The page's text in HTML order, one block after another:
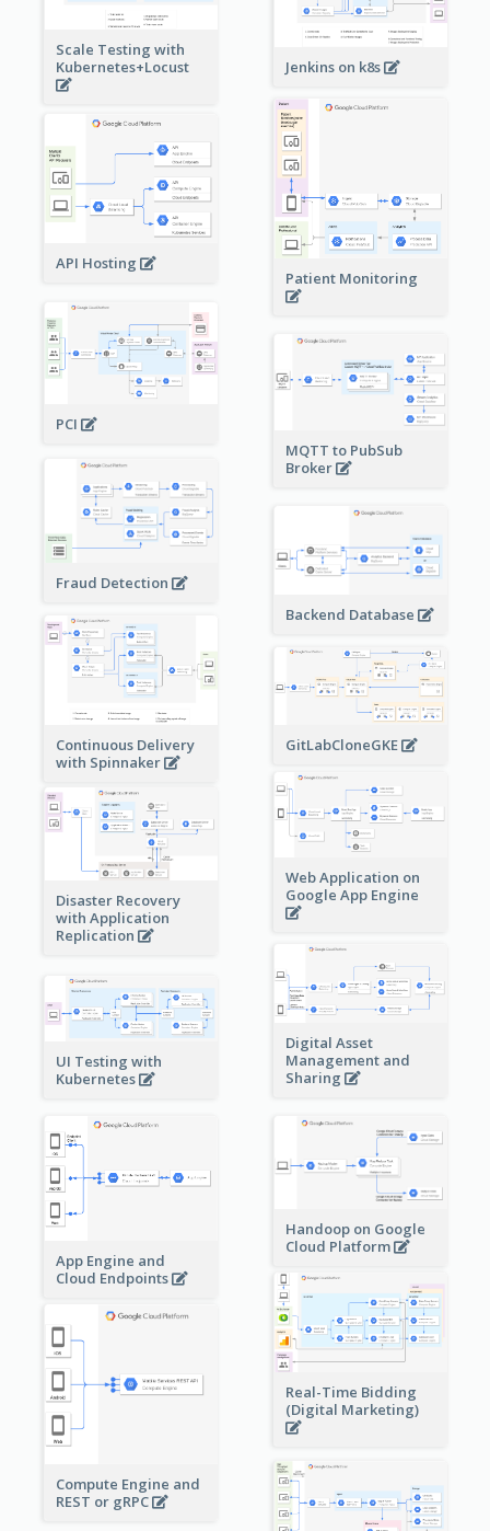
Jenkins on k8s
Scale Testing with
Kubernetes+Locust
Patient Monitoring
API Hosting
PCI
MQTT to PubSub
Broker
Fraud Detection
Backend Database
Continuous Delivery
with Spinnaker
GitLabCloneGKE
Web Application on
Google App Engine
Disaster Recovery
with Application
Replication
Digital Asset
Management and
Sharing
UI Testing with
Kubernetes
App Engine and
Cloud Endpoints
Handoop on Google
Cloud Platform
Real-Time Bidding
(Digital Marketing)
Compute Engine and
REST or gRPC